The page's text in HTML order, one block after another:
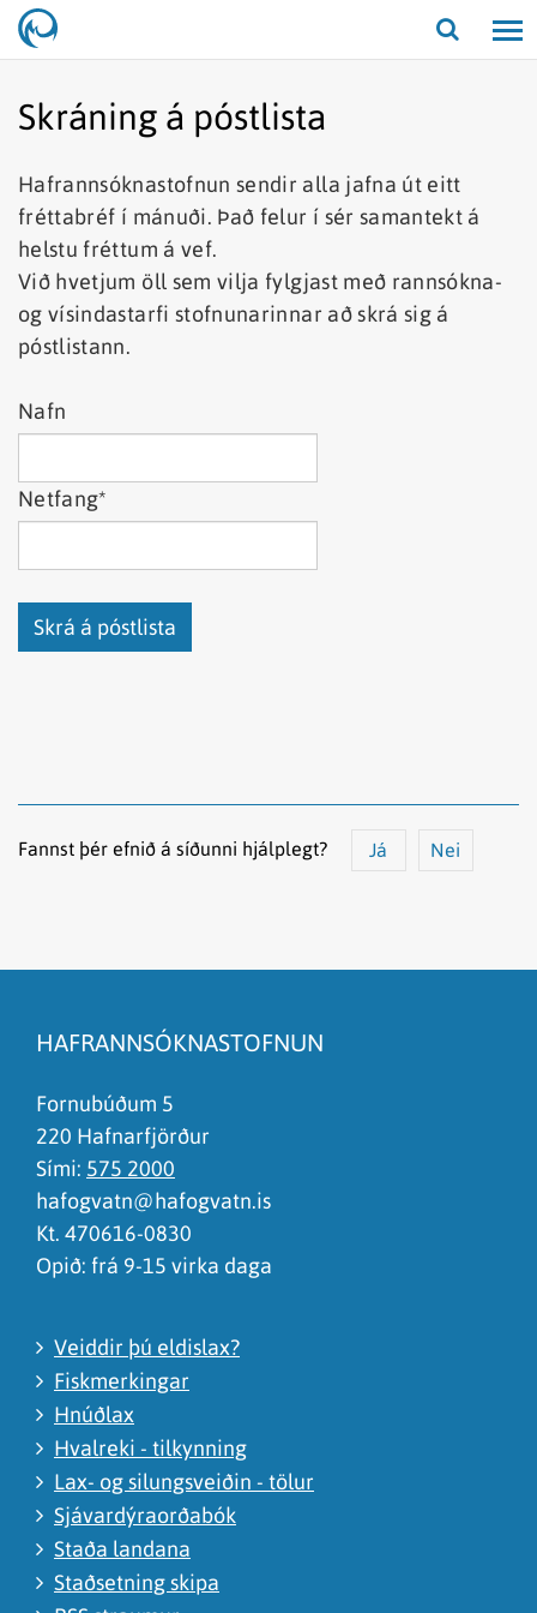
Opna/
Skráning á póstlista
Hafrannsóknastofnun sendir alla jafna út eitt
fréttabréf í mánuði. Það felur í sér samantekt á
helstu fréttum á vef.
Við hvetjum öll sem vilja fylgjast með rannsókna-
og vísindastarfi stofnunarinnar að skrá sig á
póstlistann.
Nafn
Netfang*
Fannst þér efnið á síðunni hjálplegt? Já Nei
Það er of mikið efni á síðunni
Ég skil ekki efnið, finnst það of flókið
HAFRANNSÓKNASTOFNUN
Fornubúðum 5
220 Hafnarfjörður
Sími: 575 2000
hafogvatn@hafogvatn.is
Kt. 470616-0830
Opið: frá 9-15 virka daga
Veiddir þú eldislax?
Fiskmerkingar
Hnúðlax
Hvalreki - tilkynning
Lax- og silungsveiðin - tölur
Sjávardýraorðabók
Staða landana
Staðsetning skipa